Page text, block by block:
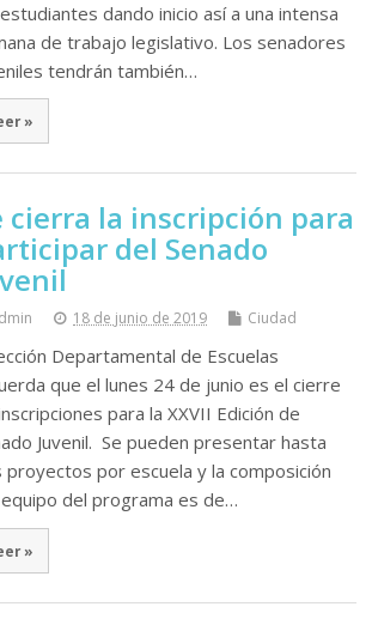
dando inicio así a una intensa
de trabajo legislativo. Los senadores
tendrán también…
»
cierra la inscripción para
del Senado
18 de junio de 2019 Ciudad
Departamental de Escuelas
que el lunes 24 de junio es el cierre
para la XXVII Edición de
Juvenil. Se pueden presentar hasta
proyectos por escuela y la composición
del programa es de…
»